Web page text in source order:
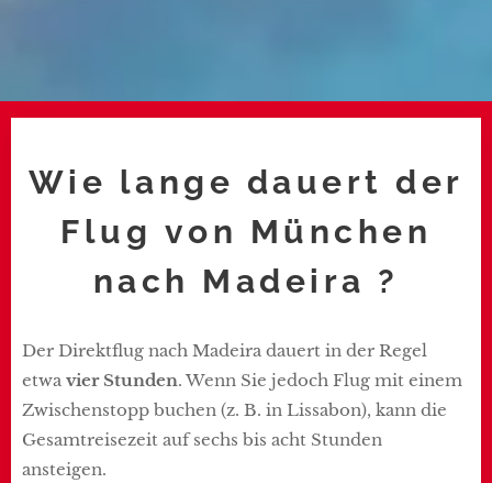
Wie lange dauert der
Flug von München
nach Madeira ?
Der Direktflug nach Madeira dauert in der Regel
etwa vier Stunden. Wenn Sie jedoch Flug mit einem
Zwischenstopp buchen (z. B. in Lissabon), kann die
Gesamtreisezeit auf sechs bis acht Stunden
ansteigen.